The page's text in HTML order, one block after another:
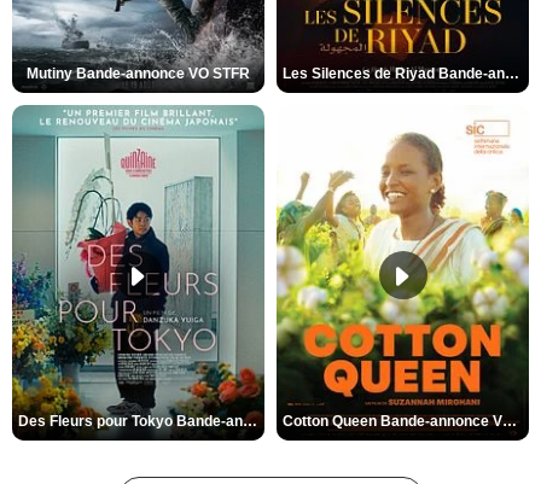
Mutiny Bande-annonce VO STFR Les Silences de Riyad Bande-annonce VO STFR
Des Fleurs pour Tokyo Bande-annonce VO STFR Cotton Queen Bande-annonce VO STFR